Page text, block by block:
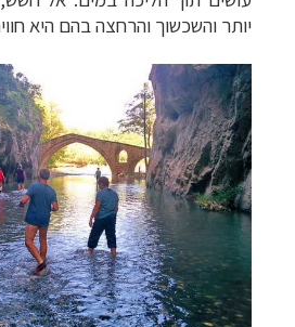
יותר והשכשוך והרחצה בהם היא